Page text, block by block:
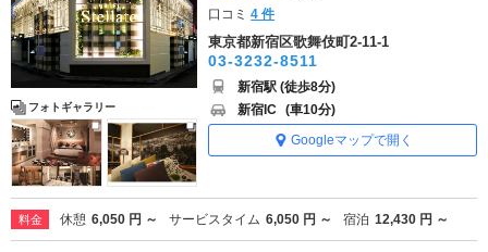
フォトギャラリー
口コミ4 件
東京都新宿区歌舞伎町2-11-1
03-3232-8511
新宿駅 (徒歩8分)
新宿IC (車10分)
Googleマップで開く
料金 休憩 6,050 円 ～ サービスタイム 6,050 円 ～ 宿泊 12,430 円 ～